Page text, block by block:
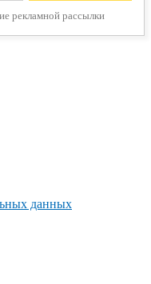
рекламной рассылки
данных